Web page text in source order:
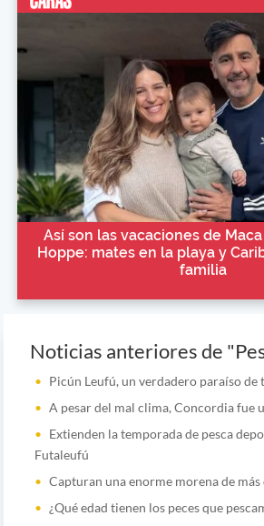
Así son las vacaciones de
Hoppe: mates en la playa y
familia
Noticias anteriores de
Picún Leufú, un verdadero paraíso
A pesar del mal clima, Concordia fue
Extienden la temporada de pesca
Futaleufú
Capturan una enorme morena de
¿Qué edad tienen los peces que